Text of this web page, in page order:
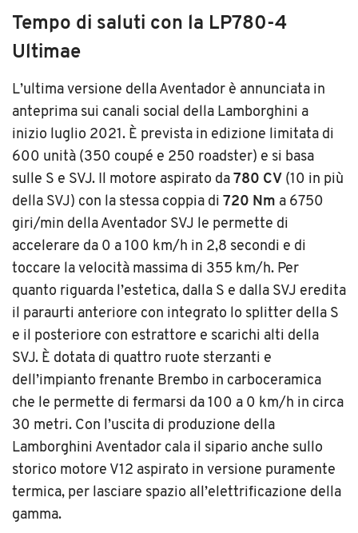
Tempo di saluti con la LP780-4
Ultimae
L’ultima versione della Aventador è annunciata in
anteprima sui canali social della Lamborghini a
inizio luglio 2021. È prevista in edizione limitata di
600 unità (350 coupé e 250 roadster) e si basa
sulle S e SVJ. Il motore aspirato da 780 CV (10 in più
della SVJ) con la stessa coppia di 720 Nm a 6750
giri/min della Aventador SVJ le permette di
accelerare da 0 a 100 km/h in 2,8 secondi e di
toccare la velocità massima di 355 km/h. Per
quanto riguarda l’estetica, dalla S e dalla SVJ eredita
il paraurti anteriore con integrato lo splitter della S
e il posteriore con estrattore e scarichi alti della
SVJ. È dotata di quattro ruote sterzanti e
dell’impianto frenante Brembo in carboceramica
che le permette di fermarsi da 100 a 0 km/h in circa
30 metri. Con l’uscita di produzione della
Lamborghini Aventador cala il sipario anche sullo
storico motore V12 aspirato in versione puramente
termica, per lasciare spazio all’elettrificazione della
gamma.